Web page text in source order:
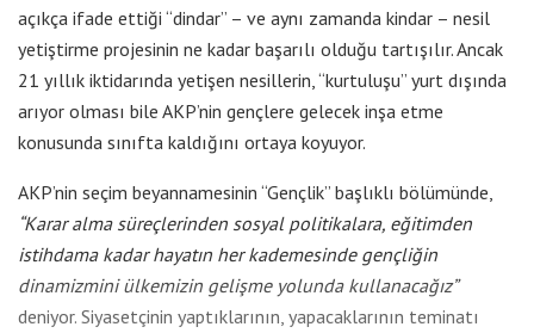
açıkça ifade ettiği “dindar” – ve aynı zamanda kindar – nesil
yetiştirme projesinin ne kadar başarılı olduğu tartışılır. Ancak
21 yıllık iktidarında yetişen nesillerin, “kurtuluşu” yurt dışında
arıyor olması bile AKP’nin gençlere gelecek inşa etme
konusunda sınıfta kaldığını ortaya koyuyor.
AKP’nin seçim beyannamesinin “Gençlik” başlıklı bölümünde,
“Karar alma süreçlerinden sosyal politikalara, eğitimden
istihdama kadar hayatın her kademesinde gençliğin
dinamizmini ülkemizin gelişme yolunda kullanacağız”
deniyor. Siyasetçinin yaptıklarının, yapacaklarının teminatı